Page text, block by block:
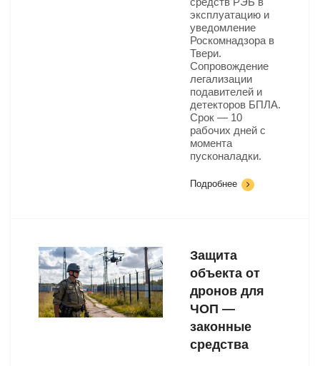
эксплуатацию и
уведомление
Роскомнадзора в
Твери.
Сопровождение
легализации
подавителей и
детекторов БПЛА.
Срок — 10
рабочих дней с
момента
пусконаладки.
Подробнее
Защита
объекта от
дронов для
ЧОП —
законные
средства